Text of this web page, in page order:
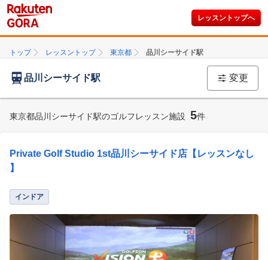
レッスントップへ
トップ レッスントップ 東京都 品川シーサイド駅
品川シーサイド駅 変更
東京都品川シーサイド駅のゴルフレッスン施設 5件
Private Golf Studio 1st品川シーサイド店【レッスンなし
】
インドア